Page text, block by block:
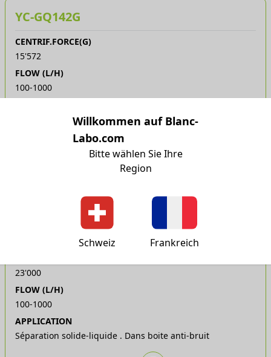
Willkommen auf Blanc-
Labo.com
Bitte wählen Sie Ihre
Region
Schweiz Frankreich
YC-GQ142G
CENTRIF.FORCE(G)
15'572
FLOW (L/H)
100-1000
Séparation solide-liquide. Dans boite anti-bruit
YC-GQ142GO
23'000
FLOW (L/H)
100-1000
APPLICATION
Séparation solide-liquide . Dans boite anti-bruit